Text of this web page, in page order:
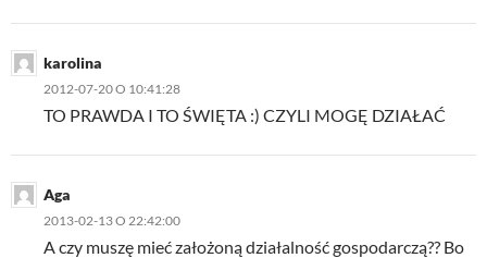
karolina
2012-07-20 O 10:41:28
TO PRAWDA I TO ŚWIĘTA :) CZYLI MOGĘ DZIAŁAĆ
Aga
2013-02-13 O 22:42:00
A czy muszę mieć założoną działalność gospodarczą?? Bo